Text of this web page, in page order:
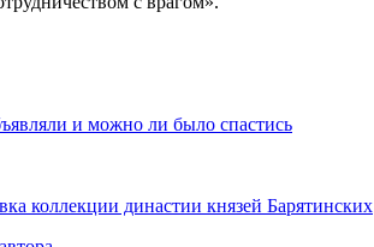
и можно ли было спастись
коллекции династии князей Барятинских